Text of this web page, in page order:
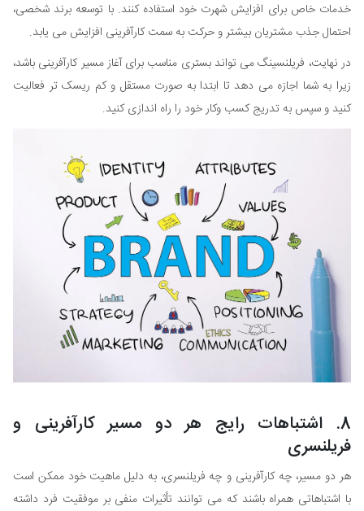
خدمات خاص برای افزایش شهرت خود استفاده کنند. با توسعه برند شخصی،
احتمال جذب مشتریان بیشتر و حرکت به سمت کارآفرینی افزایش می یابد.
در نهایت، فریلنسینگ می تواند بستری مناسب برای آغاز مسیر کارآفرینی باشد،
زیرا به شما اجازه می دهد تا ابتدا به صورت مستقل و کم ریسک تر فعالیت
کنید و سپس به تدریج کسب وکار خود را راه اندازی کنید.
8. اشتباهات رایج هر دو مسیر کارآفرینی و
فریلنسری
هر دو مسیر، چه کارآفرینی و چه فریلنسری، به دلیل ماهیت خود ممکن است
با اشتباهاتی همراه باشند که می توانند تأثیرات منفی بر موفقیت فرد داشته